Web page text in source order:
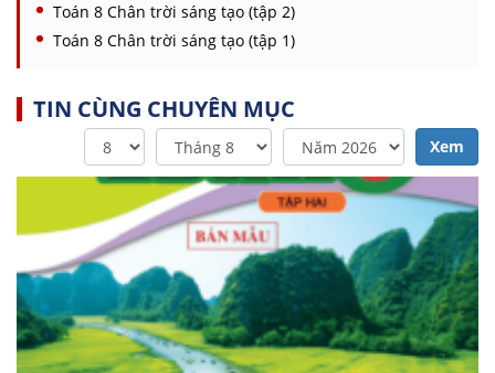
Toán 8 Chân trời sáng tạo (tập 2)
Toán 8 Chân trời sáng tạo (tập 1)
TIN CÙNG CHUYÊN MỤC
Xem